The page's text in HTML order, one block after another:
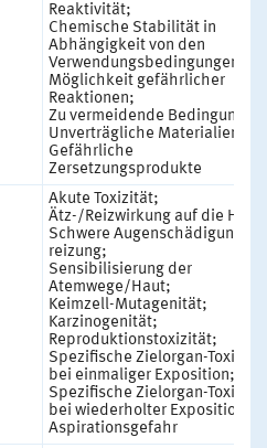
Reaktivität;
Chemische Stabilität in
Abhängigkeit von den
Verwendungsbedingungen;
Möglichkeit gefährlicher
Reaktionen;
Zu vermeidende Bedingungen;
Unverträgliche Materialien;
Gefährliche
Zersetzungsprodukte
Akute Toxizität;
Ätz-/Reizwirkung auf die Haut;
Schwere Augenschädigung/-
reizung;
Sensibilisierung der
Atemwege/Haut;
Keimzell-Mutagenität;
Karzinogenität;
Reproduktionstoxizität;
Spezifische Zielorgan-Toxizität
bei einmaliger Exposition;
Spezifische Zielorgan-Toxizität
bei wiederholter Exposition;
Aspirationsgefahr